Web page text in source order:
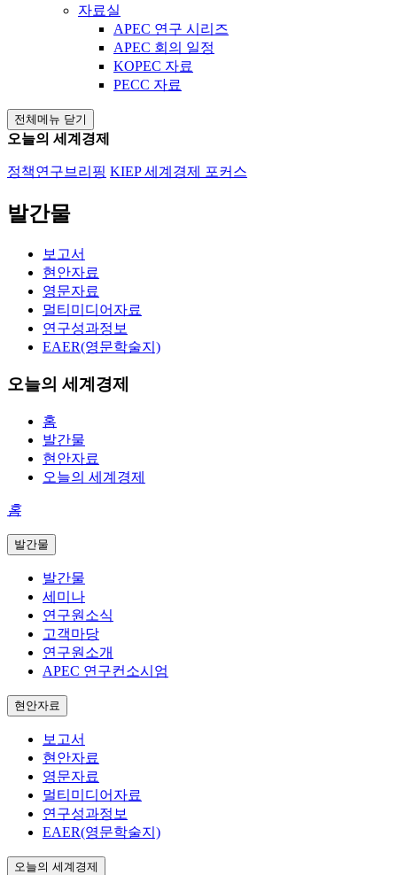
자료실
APEC 연구 시리즈
APEC 회의 일정
KOPEC 자료
PECC 자료
전체메뉴 닫기
오늘의 세계경제
정책연구브리핑 KIEP 세계경제 포커스
발간물
보고서
현안자료
영문자료
멀티미디어자료
연구성과정보
EAER(영문학술지)
오늘의 세계경제
홈
발간물
현안자료
오늘의 세계경제
홈
발간물
발간물
세미나
연구원소식
고객마당
연구원소개
APEC 연구컨소시엄
현안자료
보고서
현안자료
영문자료
멀티미디어자료
연구성과정보
EAER(영문학술지)
오늘의 세계경제